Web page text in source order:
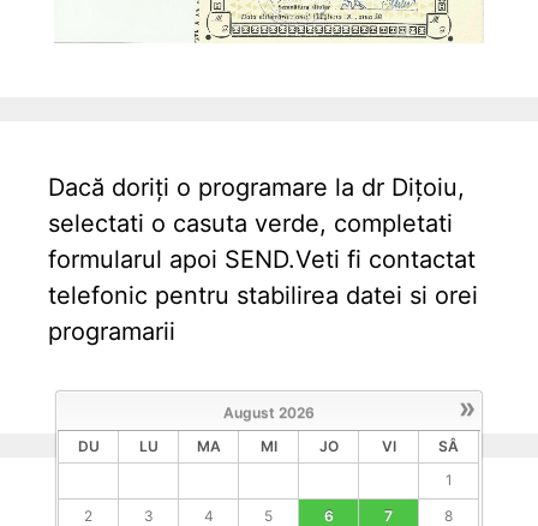
Dacă doriți o programare la dr Dițoiu,
selectati o casuta verde, completati
formularul apoi SEND.Veti fi contactat
telefonic pentru stabilirea datei si orei
programarii
»
August 2026
DU
LU MA MI JO VI
SÂ
1
2
3 4 5 6 7
8